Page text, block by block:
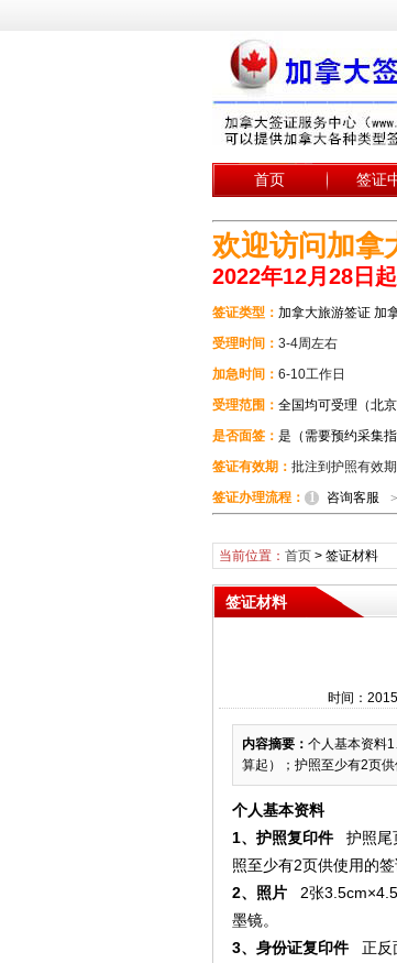
首页 签证
欢迎访问加拿
2022年12月28日
签证类型： 加拿大旅游签证 加
受理时间： 3-4周左右
加急时间： 6-10工作日
受理范围： 全国均可受理（北
是否面签： 是（需要预约采集指
签证有效期： 批注到护照有效
签证办理流程： 1 咨询客服 >
当前位置： 首页> 签证材料
签证材料
时间：
内容摘要： 个人基本资料
算起）；护照至少有2页
个人基本资料
1、护照复印件
护照尾
照至少有2页供使用的
2、照片
2张
墨镜。
3、身份证复印件
正反